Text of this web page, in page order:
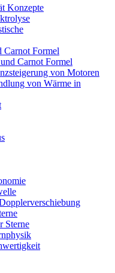
Konzepte
Carnot Formel
Carnot Formel
von Motoren
von Wärme in
Sterne